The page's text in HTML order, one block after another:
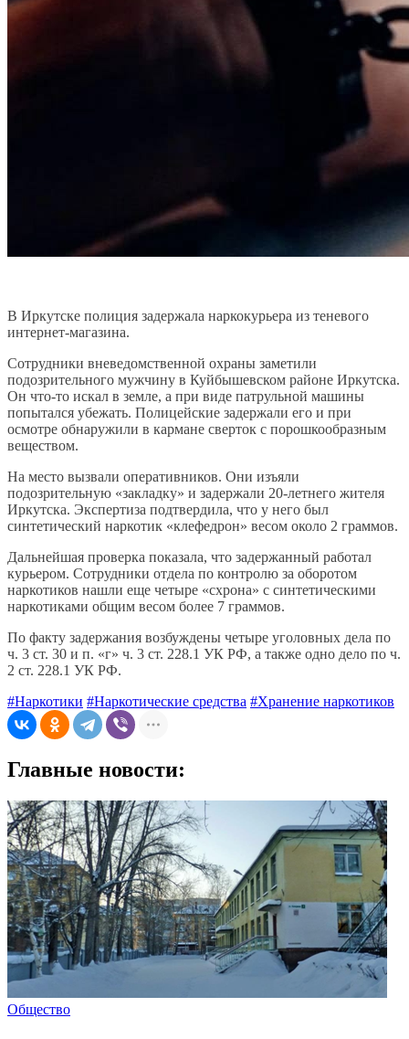
В Иркутске полиция задержала наркокурьера из теневого
интернет-магазина.
Сотрудники вневедомственной охраны заметили
подозрительного мужчину в Куйбышевском районе Иркутска.
Он что-то искал в земле, а при виде патрульной машины
попытался убежать. Полицейские задержали его и при
осмотре обнаружили в кармане сверток с порошкообразным
веществом.
На место вызвали оперативников. Они изъяли
подозрительную «закладку» и задержали 20-летнего жителя
Иркутска. Экспертиза подтвердила, что у него был
синтетический наркотик «клефедрон» весом около 2 граммов.
Дальнейшая проверка показала, что задержанный работал
курьером. Сотрудники отдела по контролю за оборотом
наркотиков нашли еще четыре «схрона» с синтетическими
наркотиками общим весом более 7 граммов.
По факту задержания возбуждены четыре уголовных дела по
ч. 3 ст. 30 и п. «г» ч. 3 ст. 228.1 УК РФ, а также одно дело по ч.
2 ст. 228.1 УК РФ.
#Наркотики #Наркотические средства #Хранение наркотиков
Главные новости:
Общество